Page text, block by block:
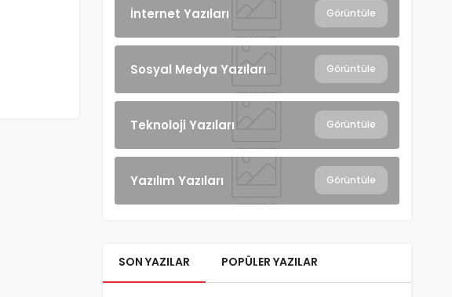
İnternet Yazıları Görüntüle
Sosyal Medya Yazıları Görüntüle
Teknoloji Yazıları Görüntüle
Yazılım Yazıları Görüntüle
SON YAZILAR POPÜLER YAZILAR